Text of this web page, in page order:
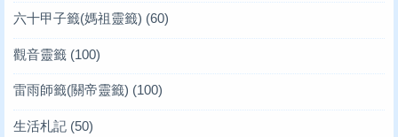
六十甲子籤(媽祖靈籤) (60)
觀音靈籤 (100)
雷雨師籤(關帝靈籤) (100)
生活札記 (50)